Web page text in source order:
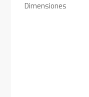
Dimensiones